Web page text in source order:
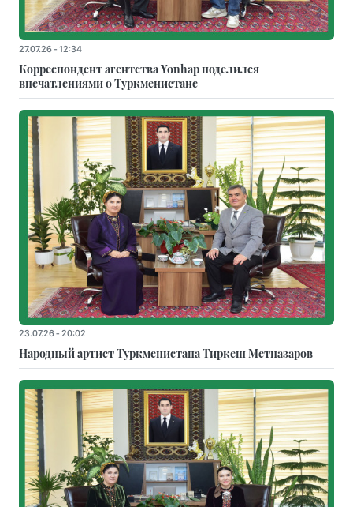
27.07.26 - 12:34
Корреспондент агентства Yonhap поделился
впечатлениями о Туркменистане
23.07.26 - 20:02
Народный артист Туркменистана Тиркеш Мeтназаров